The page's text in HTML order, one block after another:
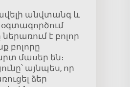
անվտանգ և
է բոլոր
բոլորը
մասեր են։
այնպես, որ
ձեր